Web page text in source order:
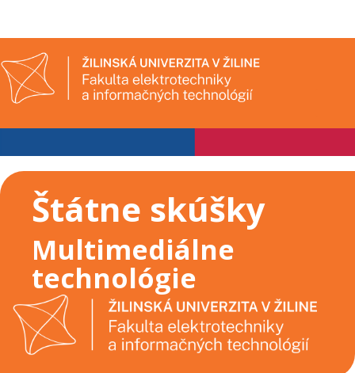
Štátne skúšky
Multimediálne
technológie